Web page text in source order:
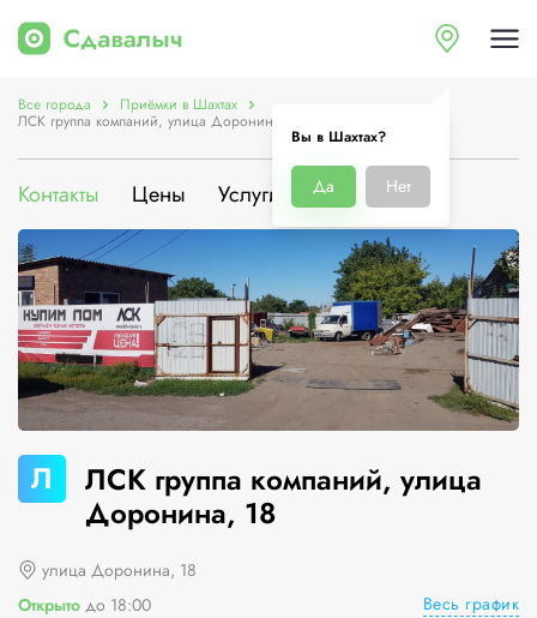
Вы в Шахтах?
Да Нет
Все города Приёмки в Шахтах
ЛСК группа компаний, улица Доронина, 18
Контакты Цены Услуги О компании
Л
ЛСК группа компаний, улица
Доронина, 18
улица Доронина, 18
Открыто до 18:00 Весь график